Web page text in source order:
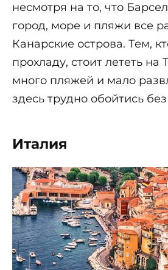
несмотря на то, что
город, море и пляжи все
Канарские острова. Тем,
прохладу, стоит лететь на
много пляжей и мало
здесь трудно обойтись
Италия